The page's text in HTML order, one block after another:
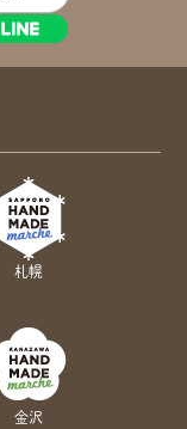
札幌
金沢